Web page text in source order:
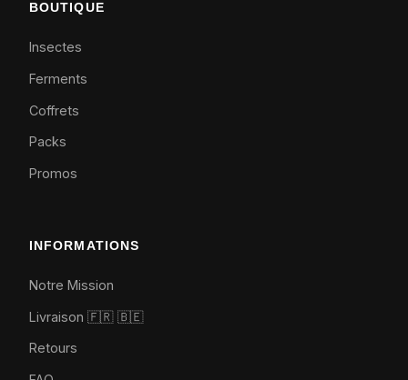
BOUTIQUE
Insectes
Ferments
Coffrets
Packs
Promos
INFORMATIONS
Notre Mission
Livraison 🇫🇷 🇧🇪
Retours